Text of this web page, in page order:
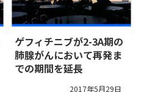
ゲフィチニブが2-3A期の
肺腺がんにおいて再発ま
での期間を延長
2017年5月29日